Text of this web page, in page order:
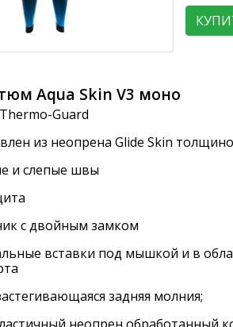
Aqua Skin V3 моно
Guard
из неопрена Glide Skin
и слепые швы
с двойным замком
вставки под мышкой и в
задняя молния;